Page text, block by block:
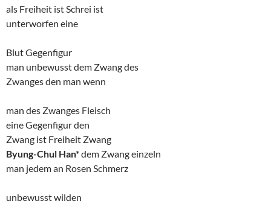
als Freiheit ist Schrei ist
unterworfen eine
Blut Gegenfigur
man unbewusst dem Zwang des
Zwanges den man wenn
man des Zwanges Fleisch
eine Gegenfigur den
Zwang ist Freiheit Zwang
Byung-Chul Han*dem Zwang einzeln
man jedem an Rosen Schmerz
unbewusst wilden